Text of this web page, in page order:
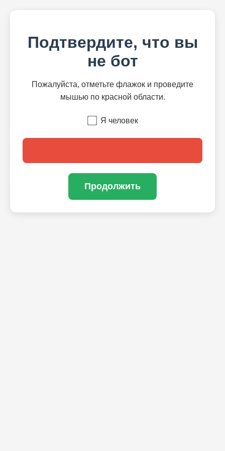
Подтвердите, что вы
не бот
Пожалуйста, отметьте флажок и проведите
мышью по красной области.
Я человек
Продолжить